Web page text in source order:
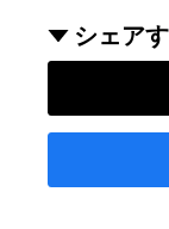
シェア